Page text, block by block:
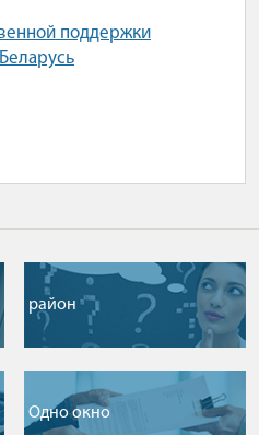
поддержки
район
Одно окно